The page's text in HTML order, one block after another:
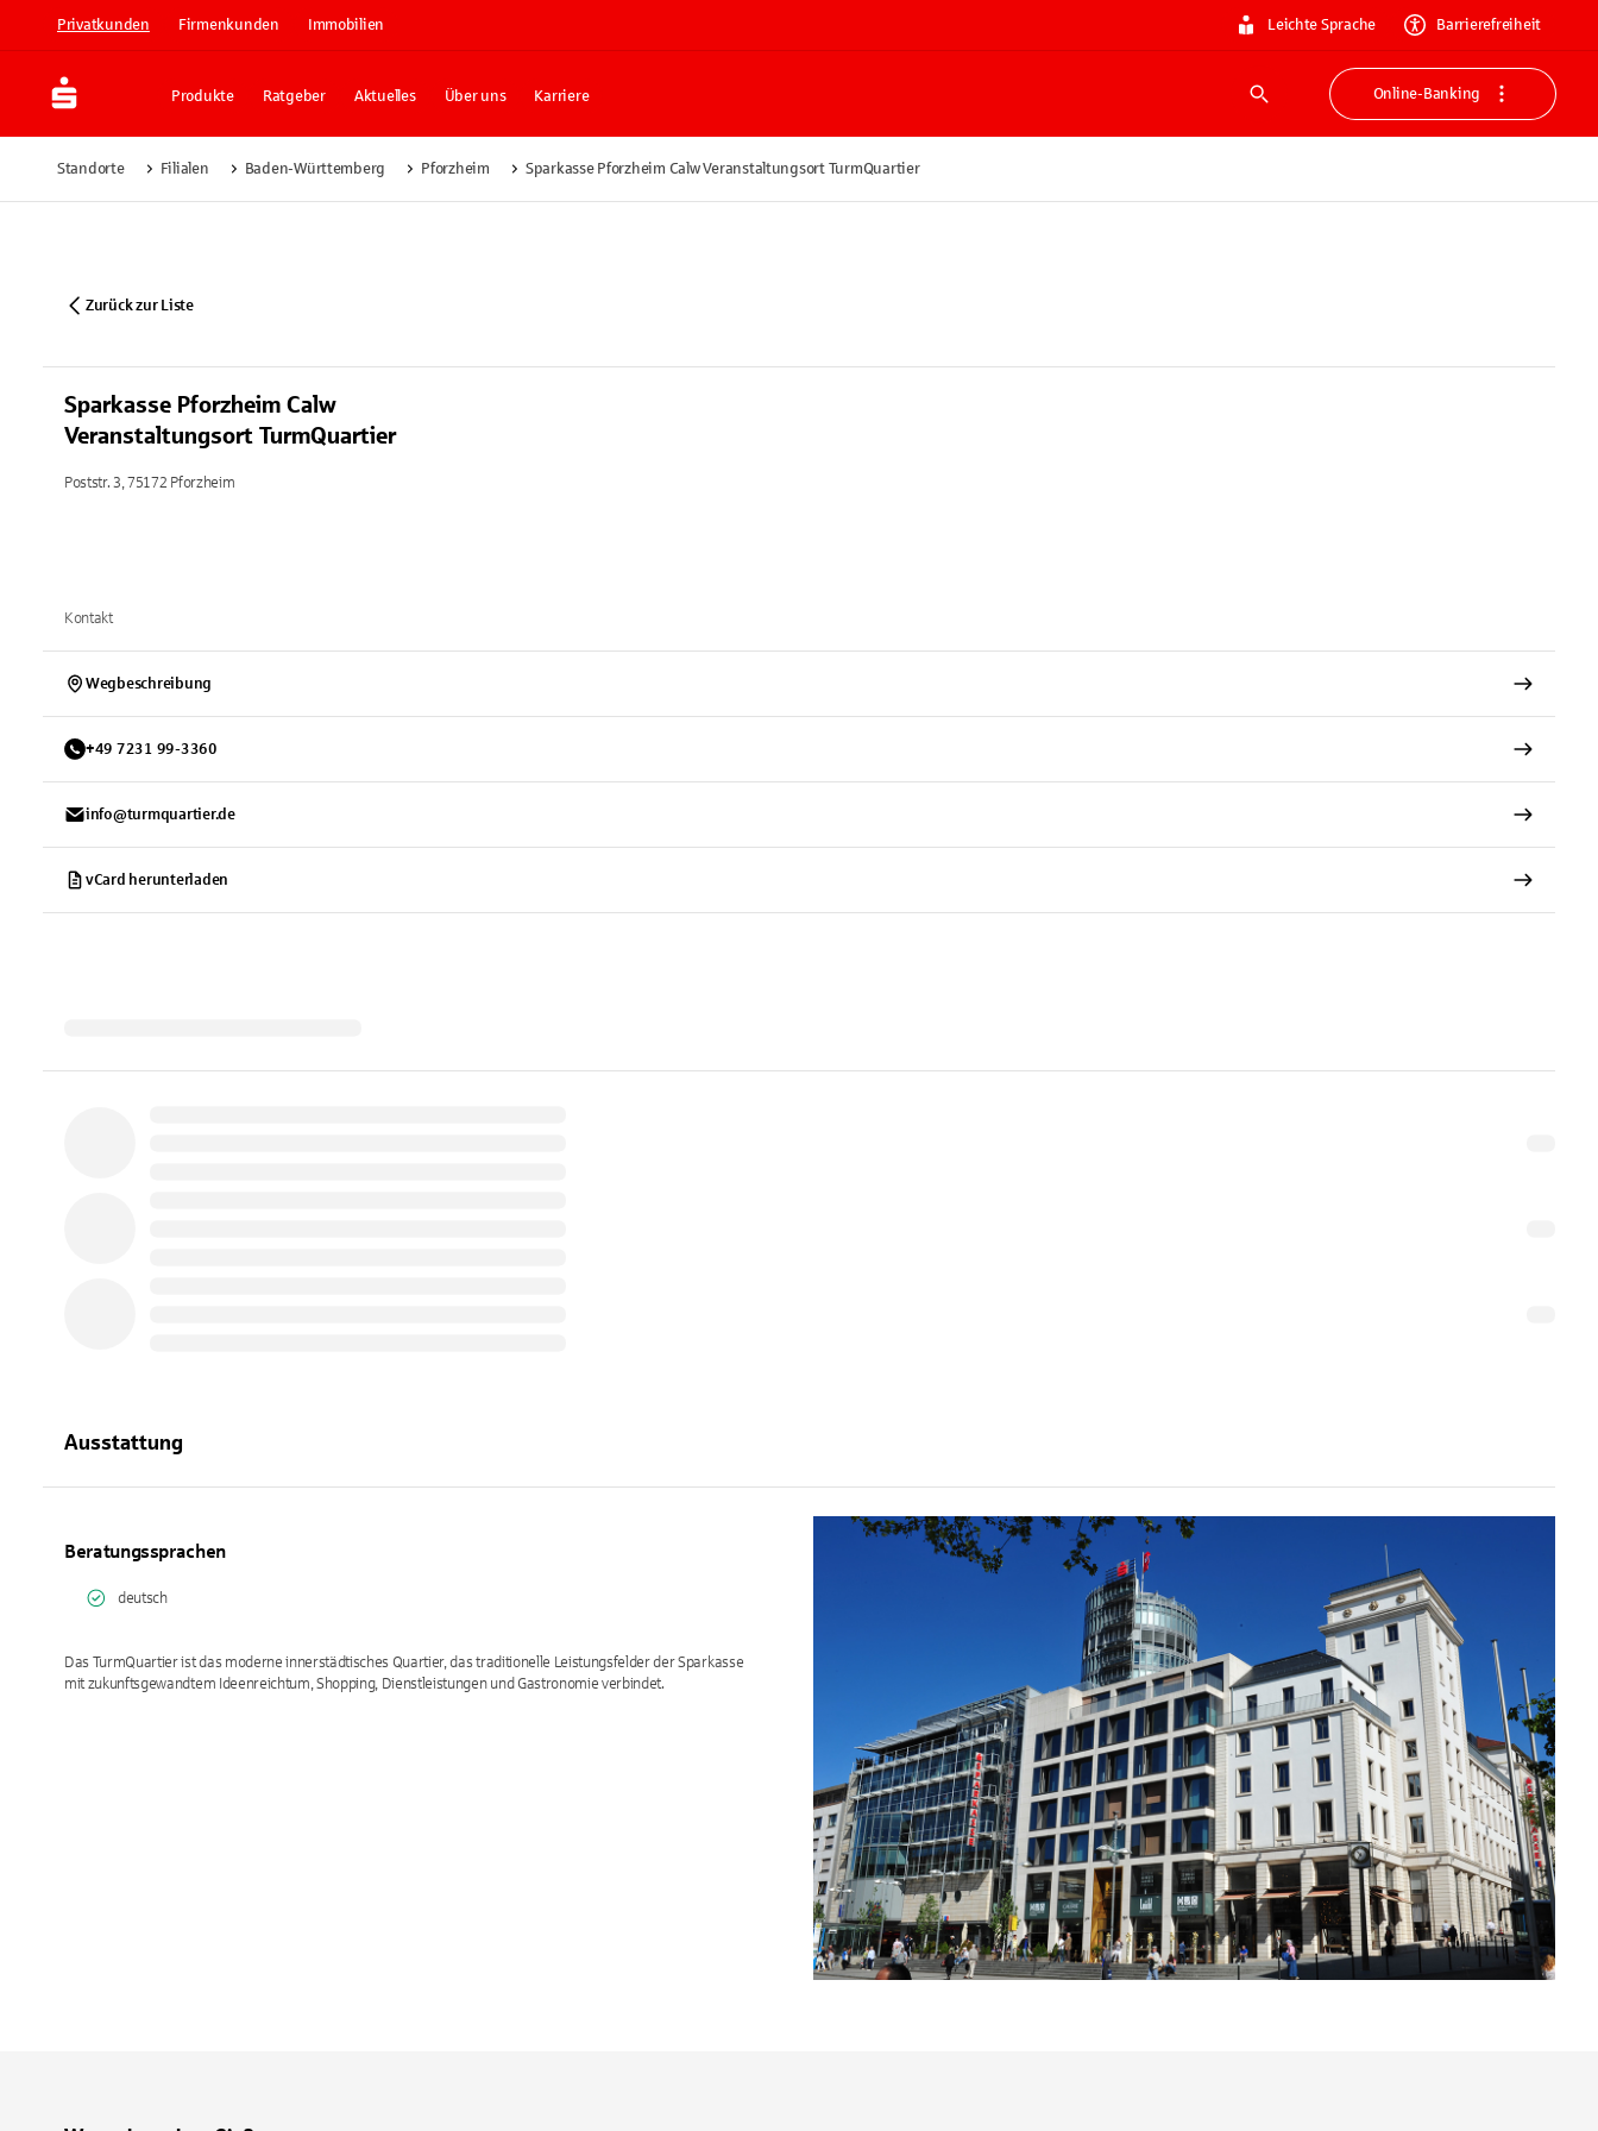
Privatkunden Firmenkunden Immobilien Leichte Sprache Barrierefreiheit
Produkte Ratgeber Aktuelles Über uns Karriere
Suche
Online-Banking
Standorte Filialen Baden-Württemberg Pforzheim Sparkasse Pforzheim Calw Veranstaltungsort TurmQuartier
Zurück zur Liste
Sparkasse Pforzheim Calw
Veranstaltungsort TurmQuartier
Poststr. 3, 75172 Pforzheim
Kontakt
Wegbeschreibung
+49 7231 99-3360
info@turmquartier.de
vCard herunterladen
Ausstattung
Beratungssprachen
deutsch
Das TurmQuartier ist das moderne innerstädtisches Quartier, das traditionelle Leistungsfelder der Sparkasse
mit zukunftsgewandtem Ideenreichtum, Shopping, Dienstleistungen und Gastronomie verbindet.